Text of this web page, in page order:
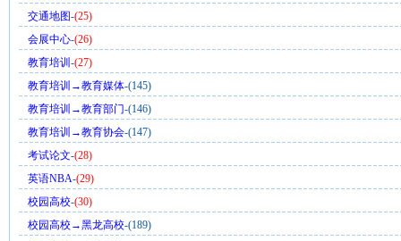
交通地图-(25)
会展中心-(26)
教育培训 -(27)
教育培训→教育媒体-(145)
教育培训→教育部门-(146)
教育培训→教育协会-(147)
考试论文-(28)
英语NBA-(29)
校园高校-(30)
校园高校→黑龙高校-(189)